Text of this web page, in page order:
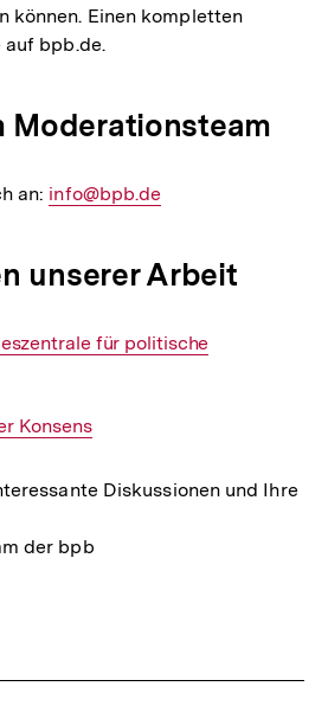
können. Einen kompletten
bpb.de.
Moderationsteam
an: E-
info@bpb.de
unserer Arbeit
für politische
Konsens
Diskussionen und Ihre
der bpb